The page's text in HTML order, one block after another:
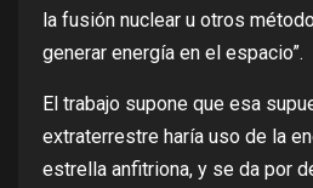
la fusión nuclear u otros
generar energía en el espacio”.
El trabajo supone que esa
extraterrestre haría uso de la
estrella anfitriona, y se da por